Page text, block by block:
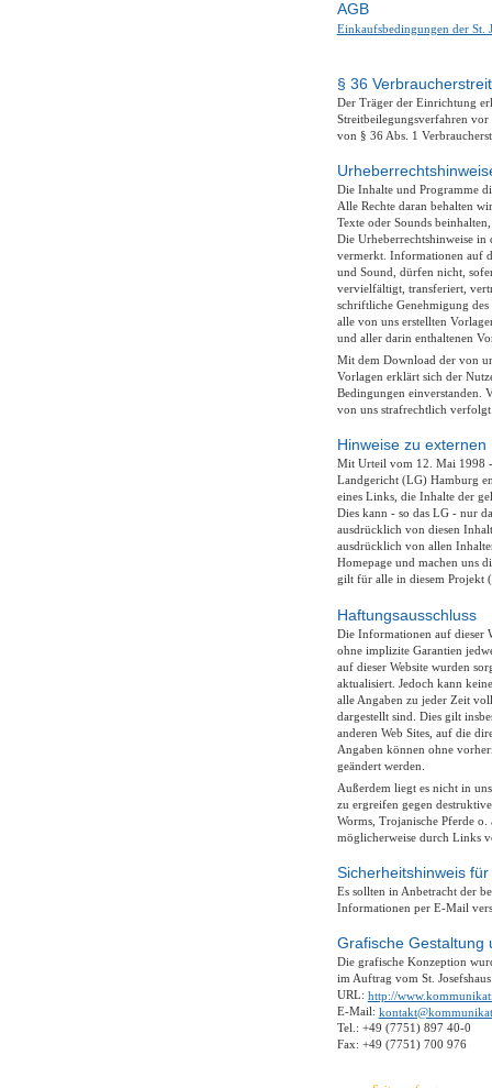
AGB
Einkaufsbedingungen der St.
§ 36
Der Träger der Einrichtung
Streitbeilegungsverfahren vor
von § 36 Abs. 1
Die Inhalte und Programme
Alle Rechte daran behalten
Texte oder Sounds
Die Urheberrechtshinweise in
vermerkt. Informationen auf
und Sound, dürfen nicht,
vervielfältigt, transferiert,
schriftliche Genehmigung
alle von uns erstellten
und aller darin enthaltenen
Mit dem Download der von
Vorlagen erklärt sich der
Bedingungen einverstanden.
von uns strafrechtlich
Hinweise zu externen
Mit Urteil vom 12. Mai 1998
Landgericht (LG) Hamburg
eines Links, die Inhalte der
Dies kann - so das LG - nur
ausdrücklich von diesen
ausdrücklich von allen
Homepage und machen uns
gilt für alle in diesem Projekt
Haftungsausschluss
Die Informationen auf dieser
ohne implizite Garantien
auf dieser Website wurden
aktualisiert. Jedoch kann
alle Angaben zu jeder Zeit
dargestellt sind. Dies gilt
anderen Web Sites, auf die
Angaben können ohne
geändert werden.
Außerdem liegt es nicht in
zu ergreifen gegen
Worms, Trojanische Pferde
möglicherweise durch Links
Sicherheitshinweis
Es sollten in Anbetracht der
Informationen per E-Mail
Grafische Gestaltung
Die grafische Konzeption
im Auftrag vom St.
URL: http://
E-Mail:
Tel.: +49 (7751) 897 40-0
Fax: +49 (7751) 700 976